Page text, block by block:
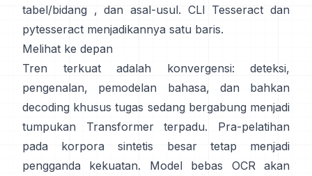
tabel/bidang , dan asal-usul. CLI Tesseract dan
pytesseract menjadikannya satu baris.
Melihat ke depan
Tren terkuat adalah konvergensi: deteksi,
pengenalan, pemodelan bahasa, dan bahkan
decoding khusus tugas sedang bergabung menjadi
tumpukan Transformer terpadu. Pra-pelatihan
pada
korpora sintetis besar
tetap menjadi
pengganda kekuatan. Model bebas OCR akan